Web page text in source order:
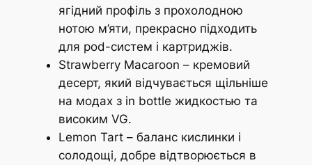
ягідний профіль з прохолодною
нотою м’яти, прекрасно підходить
для pod-систем і картриджів.
Strawberry Macaroon – кремовий
десерт, який відчувається щільніше
на модах з in bottle жидкостью та
високим VG.
Lemon Tart – баланс кислинки і
солодощі, добре відтворюється в